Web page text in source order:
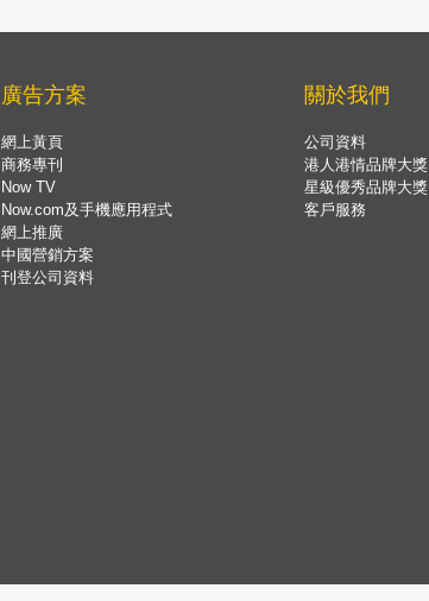
廣告方案
網上黃頁
商務專刊
Now TV
Now.com及手機應用程式
網上推廣
中國營銷方案
刊登公司資料
關於我們
公司資料
港人港情品牌大獎
星級優秀品牌大獎
客戶服務